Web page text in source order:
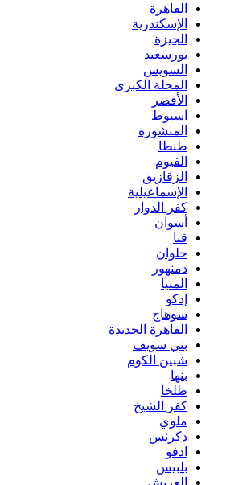
القاهرة
الإسكندرية
الجيزة
بورسعيد
السويس
المحلة الكبرى
الأقصر
اسيوط
المنشورة
طنطا
الفيوم
الزقازيق
الإسماعيلية
كفر الدوار
أسوان
قنا
حلوان
دمنهور
المنيا
إدكو
سوهاج
القاهرة الجديدة
بني سويف
شبين الكوم
بنها
طلخا
كفر الشيخ
ملوي
دكرنس
ادفو
بلبيس
العريش